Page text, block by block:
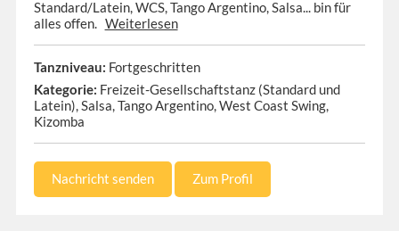
Standard/Latein, WCS, Tango Argentino, Salsa... bin für
alles offen. Weiterlesen
Tanzniveau: Fortgeschritten
Kategorie: Freizeit-Gesellschaftstanz (Standard und
Latein), Salsa, Tango Argentino, West Coast Swing,
Kizomba
Nachricht senden Zum Profil